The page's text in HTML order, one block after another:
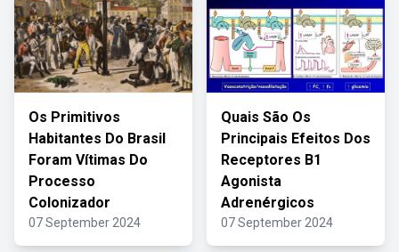
Os Primitivos
Habitantes Do Brasil
Foram Vítimas Do
Processo
Colonizador
07 September 2024
Quais São Os
Principais Efeitos Dos
Receptores B1
Agonista
Adrenérgicos
07 September 2024